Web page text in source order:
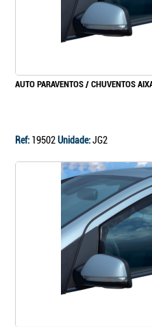
AUTO PARAVENTOS / CHUVENTOS
Ref: 19502Unidade:JG2